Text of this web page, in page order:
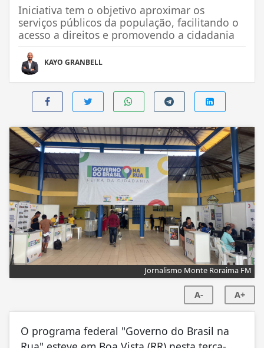
Iniciativa tem o objetivo aproximar os
serviços públicos da população, facilitando o
acesso a direitos e promovendo a cidadania
KAYO GRANBELL
Jornalismo Monte Roraima FM
A- A+
O programa federal "Governo do Brasil na